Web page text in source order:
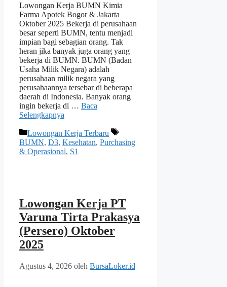
Lowongan Kerja BUMN Kimia
Farma Apotek Bogor & Jakarta
Oktober 2025 Bekerja di perusahaan
besar seperti BUMN, tentu menjadi
impian bagi sebagian orang. Tak
heran jika banyak juga orang yang
bekerja di BUMN. BUMN (Badan
Usaha Milik Negara) adalah
perusahaan milik negara yang
perusahaannya tersebar di beberapa
daerah di Indonesia. Banyak orang
ingin bekerja di … Baca
Selengkapnya
Kategori
Lowongan Kerja Terbaru
Tag
BUMN, D3, Kesehatan, Purchasing
& Operasional, S1
Lowongan Kerja PT
Varuna Tirta Prakasya
(Persero) Oktober
2025
Agustus 4, 2026 oleh BursaLoker.id